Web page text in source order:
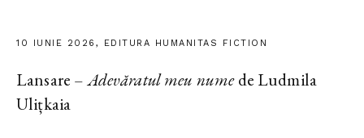
10 IUNIE 2026, EDITURA HUMANITAS FICTION
Lansare –Adevăratul meu numede Ludmila
Ulițkaia